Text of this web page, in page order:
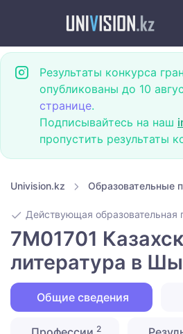
Результаты конкурса
опубликованы до 10
странице.
Подписывайтесь на наш
пропустить результаты
Univision.kz Образовательные
Действующая образовательная
7M01701
литература в
Общие сведения
2